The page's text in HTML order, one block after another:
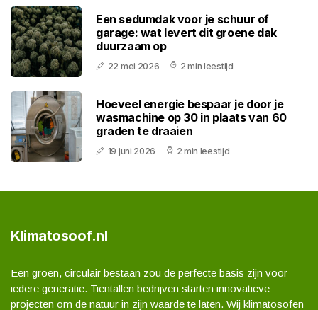
Een sedumdak voor je schuur of
garage: wat levert dit groene dak
duurzaam op
22 mei 2026 2 min leestijd
Hoeveel energie bespaar je door je
wasmachine op 30 in plaats van 60
graden te draaien
19 juni 2026 2 min leestijd
Klimatosoof.nl
Een groen, circulair bestaan zou de perfecte basis zijn voor
iedere generatie. Tientallen bedrijven starten innovatieve
projecten om de natuur in zijn waarde te laten. Wij klimatosofen